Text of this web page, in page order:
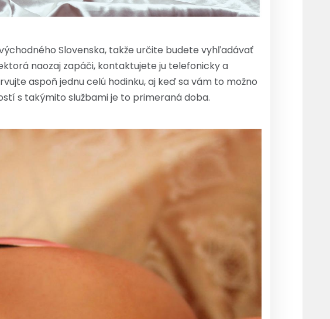
Slovenska, takže určite budete vyhľadávať
naozaj zapáči, kontaktujete ju telefonicky a
aspoň jednu celú hodinku, aj keď sa vám to možno
s takýmito službami je to primeraná doba.